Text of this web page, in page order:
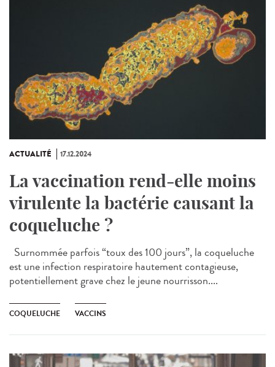
ACTUALITÉ 17.12.2024
La vaccination rend-elle moins
virulente la bactérie causant la
coqueluche ?
Surnommée parfois “toux des 100 jours”, la coqueluche
est une infection respiratoire hautement contagieuse,
potentiellement grave chez le jeune nourrisson....
COQUELUCHE VACCINS